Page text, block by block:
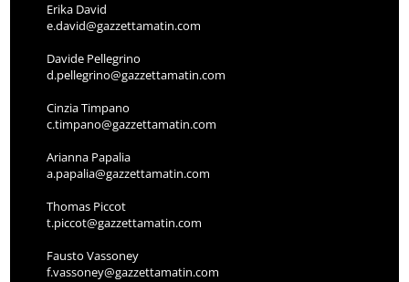
Erika David
e.david@gazzettamatin.com
Davide Pellegrino
d.pellegrino@gazzettamatin.com
Cinzia Timpano
c.timpano@gazzettamatin.com
Arianna Papalia
a.papalia@gazzettamatin.com
Thomas Piccot
t.piccot@gazzettamatin.com
Fausto Vassoney
f.vassoney@gazzettamatin.com